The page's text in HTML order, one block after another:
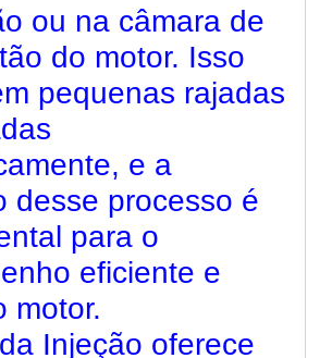
ou na câmara de
do motor. Isso
pequenas rajadas
e a
desse processo é
para o
eficiente e
motor.
Injeção oferece